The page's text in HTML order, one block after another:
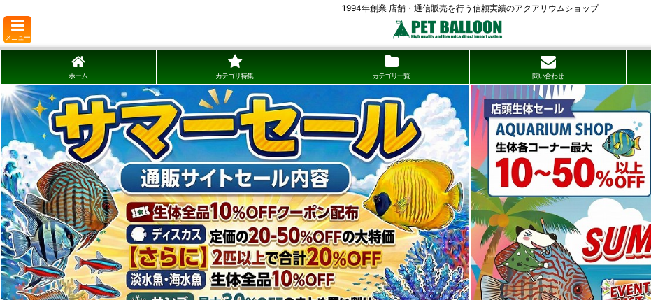
1994年創業 店舗・通信販売を行う信頼実績のアクアリウムショップ
メニュー
ホーム カテゴリ特集 カテゴリ一覧 問い合わせ